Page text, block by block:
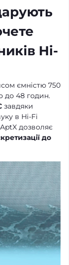
Hi-
ємністю 750
до 48 годин.
завдяки
в Hi-Fi
дозволяє
до